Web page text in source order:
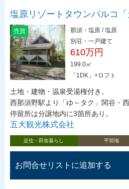
塩原リゾートタウンパルコ
売買
那須・塩原 / 塩原
別荘・一戸建て
610万円
199.0㎡
「1DK」+ロフト
土地・建物・温泉受湯権付き。
西那須野駅より「ゆ～タク」関谷・
停留所は分譲地内に3箇所あり。
五大観光株式会社
定住・田舎暮らし 平坦地
お問合せリストに追加する